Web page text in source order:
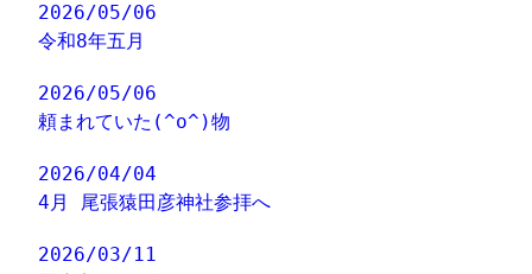
2026/05/06
令和8年五月
2026/05/06
頼まれていた(^o^)物
2026/04/04
4月 尾張猿田彦神社参拝へ
2026/03/11